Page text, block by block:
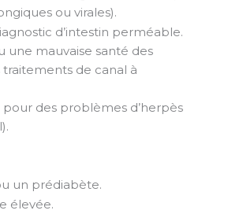
ou virales).
d’intestin perméable.
une mauvaise santé des
traitements de canal à
pour des problèmes d’herpès
un prédiabète.
élevée.